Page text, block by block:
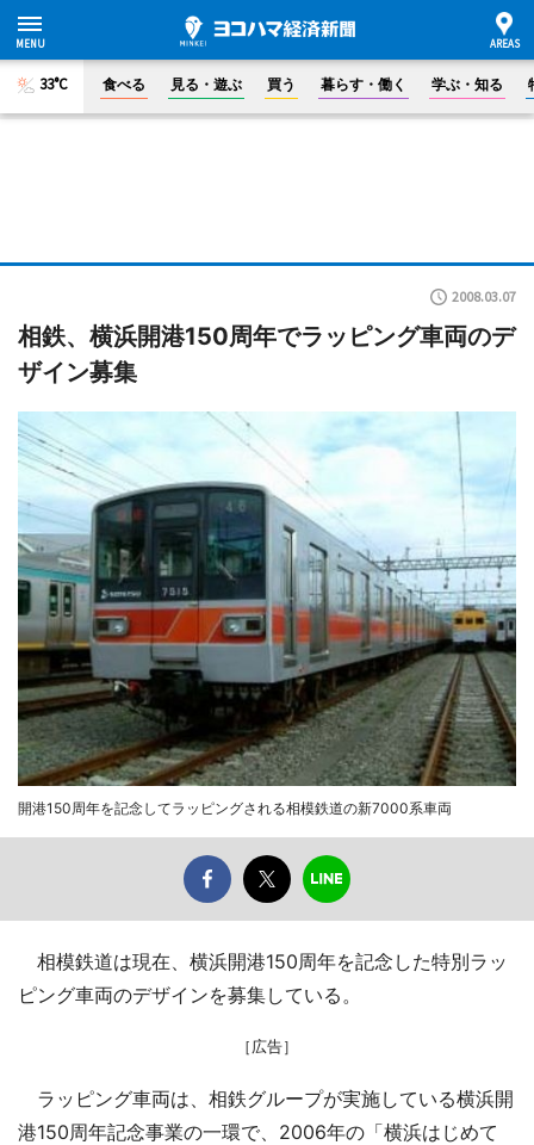
33°C 食べる 見る・遊ぶ 買う 暮らす・働く 学ぶ・知る
2008.03.07
相鉄、横浜開港150周年でラッピング車両のデ
ザイン募集
開港150周年を記念してラッピングされる相模鉄道の新7000系車両
相模鉄道は現在、横浜開港150周年を記念した特別ラッ
ピング車両のデザインを募集している。
［広告］
ラッピング車両は、相鉄グループが実施している横浜開
港150周年記念事業の一環で、2006年の「横浜はじめて